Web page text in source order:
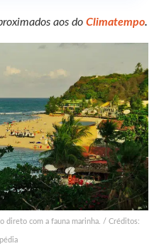
aos do Climatempo.
direto com a fauna marinha. / Créditos: